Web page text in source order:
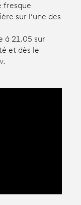
fresque
sur l’une des
à 21.05 sur
et dès le